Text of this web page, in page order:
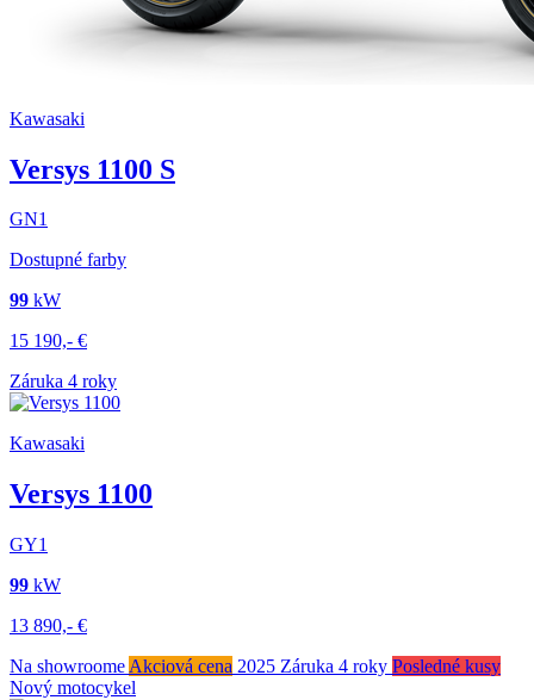
Kawasaki
Versys 1100 S
GN1
Dostupné farby
99 kW
15 190,- €
Záruka 4 roky
Kawasaki
Versys 1100
GY1
99 kW
13 890,- €
Na showroome Akciová cena 2025 Záruka 4 roky Posledné kusy
Nový motocykel